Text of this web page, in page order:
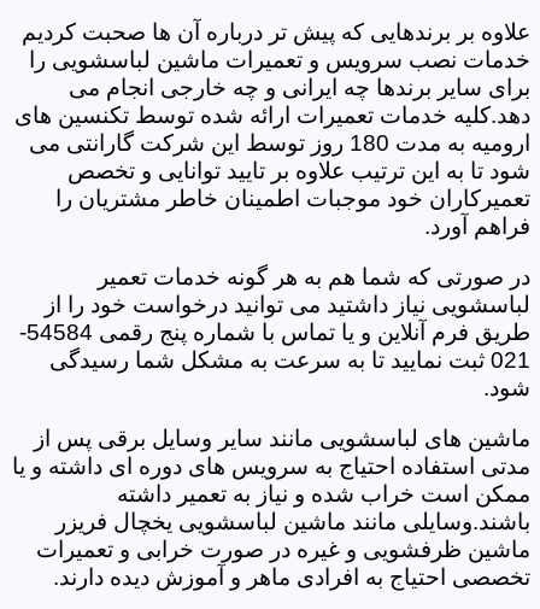
علاوه بر برندهایی که پیش تر درباره آن ها صحبت کردیم
خدمات نصب سرویس و تعمیرات ماشین لباسشویی را
برای سایر برندها چه ایرانی و چه خارجی انجام می
دهد.کلیه خدمات تعمیرات ارائه شده توسط تکنسین های
ارومیه به مدت 180 روز توسط این شرکت گارانتی می
شود تا به این ترتیب علاوه بر تایید توانایی و تخصص
تعمیرکاران خود موجبات اطمینان خاطر مشتریان را
فراهم آورد.
در صورتی که شما هم به هر گونه خدمات تعمیر
لباسشویی نیاز داشتید می توانید درخواست خود را از
طریق فرم آنلاین و یا تماس با شماره پنج رقمی 54584-
021 ثبت نمایید تا به سرعت به مشکل شما رسیدگی
شود.
ماشین های لباسشویی مانند سایر وسایل برقی پس از
مدتی استفاده احتیاج به سرویس های دوره ای داشته و یا
ممکن است خراب شده و نیاز به تعمیر داشته
باشند.وسایلی مانند ماشین لباسشویی یخچال فریزر
ماشین ظرفشویی و غیره در صورت خرابی و تعمیرات
تخصصی احتیاج به افرادی ماهر و آموزش دیده دارند.